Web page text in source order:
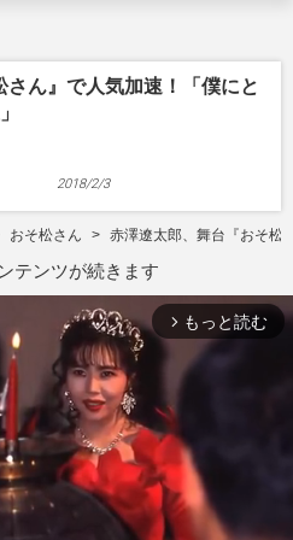
ん』で人気加速！「僕にと
2018/2/3
おそ松さん 赤澤遼太郎、舞台『おそ松
テンツが続きます
arrow_forward_ios もっと読む